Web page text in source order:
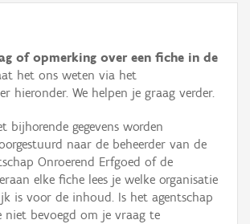
of opmerking over een fiche in de
het ons weten via het
hieronder. We helpen je graag verder.
bijhorende gegevens worden
naar de beheerder van de
Onroerend Erfgoed of de
elke fiche lees je welke organisatie
is voor de inhoud. Is het agentschap
niet bevoegd om je vraag te